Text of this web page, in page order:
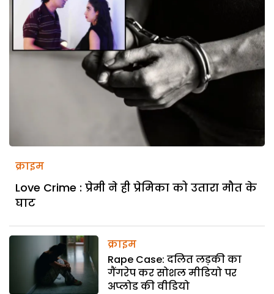
क्राइम
Love Crime : प्रेमी ने ही प्रेमिका को उतारा मौत के
घाट
क्राइम
Rape Case: दलित लड़की का
गैंगरेप कर सोशल मीडियो पर
अप्लोड की वीडियो